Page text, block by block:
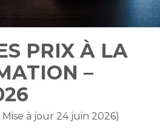
PRIX À LA
–
Mise à jour 24 juin 2026)